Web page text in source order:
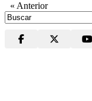
« Anterior